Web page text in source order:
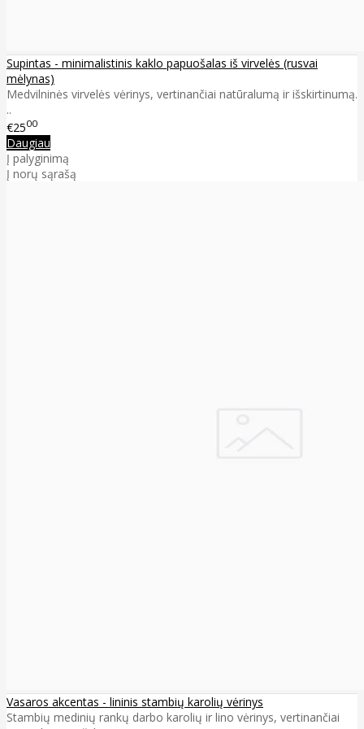
Supintas - minimalistinis kaklo papuošalas iš virvelės (rusvai
mėlynas)
Medvilninės virvelės vėrinys, vertinančiai natūralumą ir išskirtinumą.
..
€2500
Daugiau
Į palyginimą
Į norų sąrašą
Vasaros akcentas - lininis stambių karolių vėrinys
Stambių medinių rankų darbo karolių ir lino vėrinys, vertinančiai